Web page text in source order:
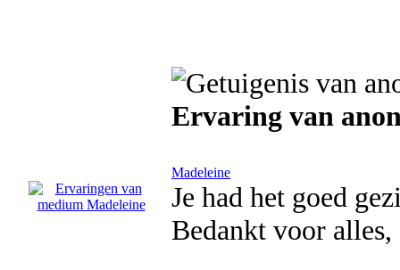
Ervaring van
Madeleine
Je had het goed
Bedankt voor